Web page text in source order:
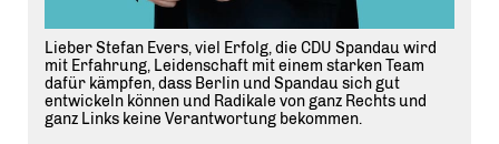
Lieber Stefan Evers, viel Erfolg, die CDU Spandau wird
mit Erfahrung, Leidenschaft mit einem starken Team
dafür kämpfen, dass Berlin und Spandau sich gut
entwickeln können und Radikale von ganz Rechts und
ganz Links keine Verantwortung bekommen.